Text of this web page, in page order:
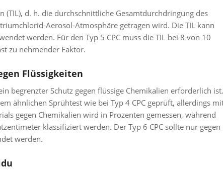
(TIL), d. h. die durchschnittliche Gesamtdurchdringung des
Aerosol-Atmosphäre getragen wird. Die TIL kann
werden. Für den Typ 5 CPC muss die TIL bei 8 von 10
zu nehmender Faktor.
Flüssigkeiten
begrenzter Schutz gegen flüssige Chemikalien erforderlich ist.
ähnlichen Sprühtest wie bei Typ 4 CPC geprüft, allerdings
gegen Chemikalien wird in Prozenten gemessen, während
klassifiziert werden. Der Typ 6 CPC sollte nur gegen
werden.